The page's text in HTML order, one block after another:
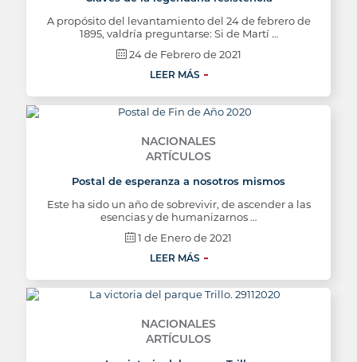
A propósito del levantamiento del 24 de febrero de
1895, valdría preguntarse: Si de Martí …
24 de Febrero de 2021
LEER MÁS
NACIONALES
ARTÍCULOS
Postal de esperanza a nosotros mismos
Este ha sido un año de sobrevivir, de ascender a las
esencias y de humanizarnos …
1 de Enero de 2021
LEER MÁS
NACIONALES
ARTÍCULOS